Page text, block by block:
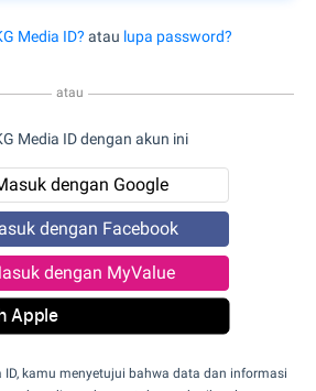
Media ID? atau lupa password?
atau
Media ID dengan akun ini
dengan Google
dengan Facebook
dengan MyValue
Apple
ID, kamu menyetujui bahwa data dan informasi